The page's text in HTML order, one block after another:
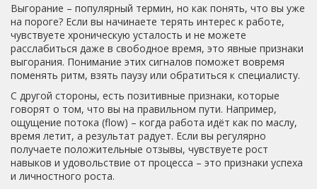
Выгорание – популярный термин, но как понять, что вы уже
на пороге? Если вы начинаете терять интерес к работе,
чувствуете хроническую усталость и не можете
расслабиться даже в свободное время, это явные признаки
выгорания. Понимание этих сигналов поможет вовремя
поменять ритм, взять паузу или обратиться к специалисту.
С другой стороны, есть позитивные признаки, которые
говорят о том, что вы на правильном пути. Например,
ощущение потока (flow) – когда работа идёт как по маслу,
время летит, а результат радует. Если вы регулярно
получаете положительные отзывы, чувствуете рост
навыков и удовольствие от процесса – это признаки успеха
и личностного роста.